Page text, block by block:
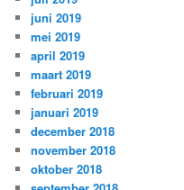
juni 2019
mei 2019
april 2019
maart 2019
februari 2019
januari 2019
december 2018
november 2018
oktober 2018